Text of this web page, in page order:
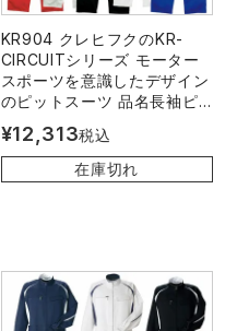
KR904 クレヒフクのKR-
CIRCUITシリーズ モーター
スポーツを意識したデザイン
のピットスーツ 品名長袖ピ
¥12,313税込
在庫切れ